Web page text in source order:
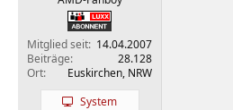
Mitglied seit 14.04.2007
Beiträge
28.128
Ort
Euskirchen, NRW
System